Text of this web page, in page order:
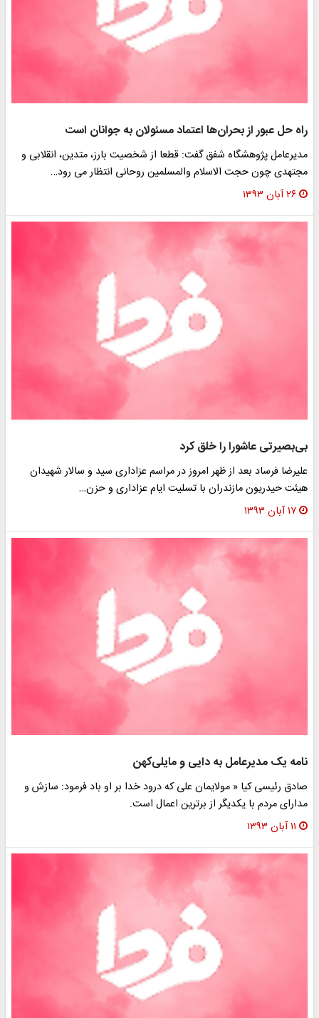
راه حل عبور از بحران‌ها اعتماد مسئولان به جوانان است
مدیرعامل پژوهشگاه شفق گفت: قطعا از شخصیت بارز، متدین، انقلابی و
مجتهدی چون حجت الاسلام والمسلمین روحانی انتظار می رود…
۲۶ آبان ۱۳۹۳
بی‌بصیرتی عاشورا را خلق کرد
علیرضا فرساد بعد از ظهر امروز در مراسم عزاداری سید و سالار شهیدان
هیئت حیدریون مازندران با تسلیت ایام عزاداری و حزن…
۱۷ آبان ۱۳۹۳
نامه یک مدیرعامل به دایی و مایلی‌کهن
صادق رئیسی کیا « مولایمان علی که درود خدا بر او باد فرمود: سازش و
مدارای مردم با یکدیگر از برترین اعمال است.
۱۱ آبان ۱۳۹۳